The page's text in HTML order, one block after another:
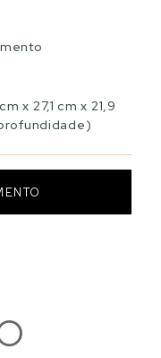
x 27,1 cm x 21,9